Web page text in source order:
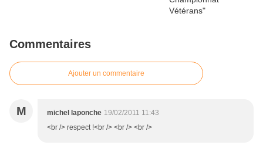
Commentaires
Ajouter un commentaire
M michel laponche 19/02/2011 11:43
<br /> respect !<br /> <br /> <br />